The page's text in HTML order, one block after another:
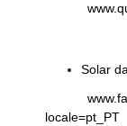
Solar
locale=pt_PT